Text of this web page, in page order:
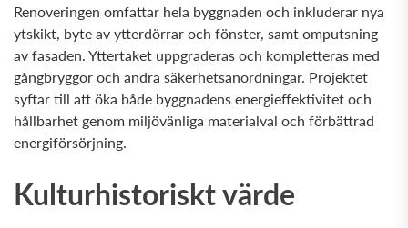
Renoveringen omfattar hela byggnaden och inkluderar nya
ytskikt, byte av ytterdörrar och fönster, samt omputsning
av fasaden. Yttertaket uppgraderas och kompletteras med
gångbryggor och andra säkerhetsanordningar. Projektet
syftar till att öka både byggnadens energieffektivitet och
hållbarhet genom miljövänliga materialval och förbättrad
energiförsörjning.
Kulturhistoriskt värde